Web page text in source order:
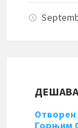
Отворен
Горњим